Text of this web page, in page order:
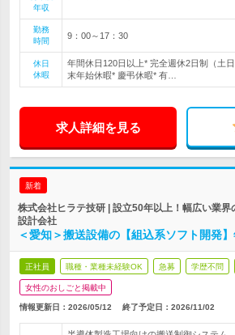
年収
勤務
時間
9：00～17：30
休日
休暇
年間休日120日以上* 完全週休2日制（土
末年始休暇* 慶弔休暇* 有…
求人詳細を見る
新着
株式会社ヒラテ技研 | 設立50年以上！幅広い業
設計会社
＜愛知＞搬送設備の【組込系ソフト開発
正社員 職種・業種未経験OK 急募 学歴不問
女性のおしごと掲載中
情報更新日：2026/05/12 終了予定日： 2026/11/02